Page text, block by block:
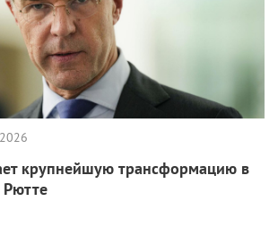
крупнейшую трансформацию в
Рютте